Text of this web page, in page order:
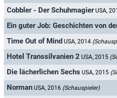
Cobbler - Der Schuhmagier USA,
Ein guter Job: Geschichten von
Time Out of Mind USA, 2014
Hotel Transsilvanien 2 USA, 2015
Die lächerlichen Sechs USA, 2015
Norman USA, 2016 (Schauspieler)